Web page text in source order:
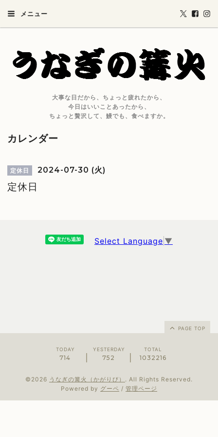
メニュー
大事な日だから、ちょっと疲れたから、
今日はいいことあったから、
ちょっと贅沢して、鰻でも、食べますか。
カレンダー
定休日 2024-07-30 (火)
定休日
Select Language ▼
PAGE TOP
TODAY
714
YESTERDAY
752
TOTAL
1032216
©2026 うなぎの篝火（かがりび） . All Rights Reserved.
Powered by グーペ / 管理ページ